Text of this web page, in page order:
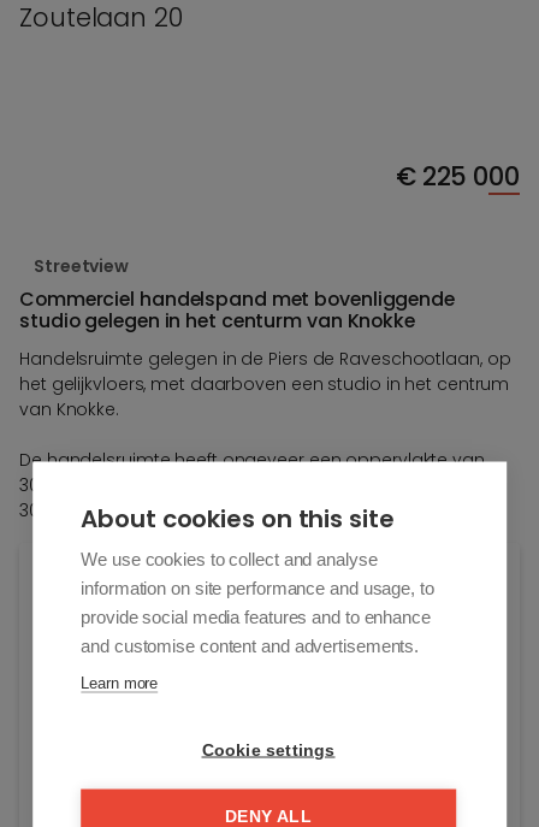
Zoutelaan 20
€225 000
Streetview
Commerciel handelspand met bovenliggende
studio gelegen in het centurm van Knokke
Handelsruimte gelegen in de Piers de Raveschootlaan, op
het gelijkvloers, met daarboven een studio in het centrum
van Knokke.
De handelsruimte heeft ongeveer een oppervlakte van
30m2 met daarboven een bovenliggende studio van +/-
30m2 uitgerust met kitchenette en douchekamer
Algemene info
Adres:
Knokke-Heist
About cookies on this site
We use cookies to collect and analyse
information on site performance and usage, to
provide social media features and to enhance
and customise content and advertisements.
Learn more
Cookie settings
DENY ALL